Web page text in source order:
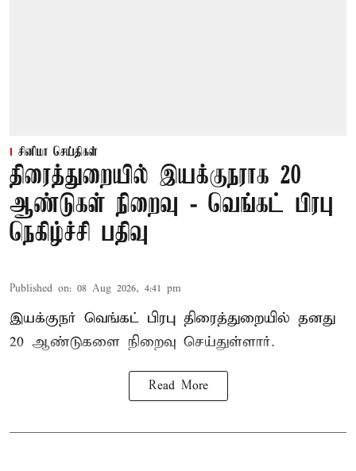
சினிமா செய்திகள்
திரைத்துறையில் இயக்குநராக 20
ஆண்டுகள் நிறைவு - வெங்கட் பிரபு
நெகிழ்ச்சி பதிவு
Published on: 08 Aug 2026, 4:41 pm
இயக்குநர் வெங்கட் பிரபு திரைத்துறையில் தனது
20 ஆண்டுகளை நிறைவு செய்துள்ளார்.
Read More